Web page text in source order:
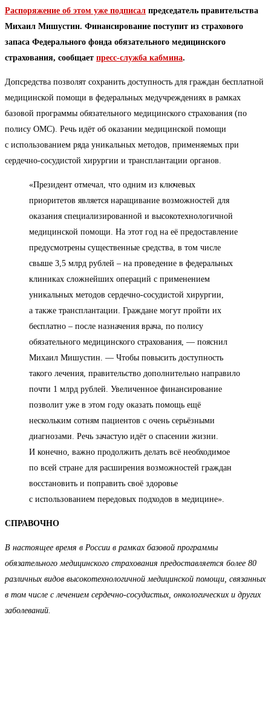
Распоряжение об этом уже подписал председатель правительства
Михаил Мишустин. Финансирование поступит из страхового
запаса Федерального фонда обязательного медицинского
страхования, сообщает пресс-служба кабмина.
Допсредства позволят сохранить доступность для граждан бесплатной
медицинской помощи в федеральных медучреждениях в рамках
базовой программы обязательного медицинского страхования (по
полису ОМС). Речь идёт об оказании медицинской помощи
с использованием ряда уникальных методов, применяемых при
сердечно-сосудистой хирургии и трансплантации органов.
«Президент отмечал, что одним из ключевых
приоритетов является наращивание возможностей для
оказания специализированной и высокотехнологичной
медицинской помощи. На этот год на её предоставление
предусмотрены существенные средства, в том числе
свыше 3,5 млрд рублей – на проведение в федеральных
клиниках сложнейших операций с применением
уникальных методов сердечно-сосудистой хирургии,
а также трансплантации. Граждане могут пройти их
бесплатно – после назначения врача, по полису
обязательного медицинского страхования, — пояснил
Михаил Мишустин. — Чтобы повысить доступность
такого лечения, правительство дополнительно направило
почти 1 млрд рублей. Увеличенное финансирование
позволит уже в этом году оказать помощь ещё
нескольким сотням пациентов с очень серьёзными
диагнозами. Речь зачастую идёт о спасении жизни.
И конечно, важно продолжить делать всё необходимое
по всей стране для расширения возможностей граждан
восстановить и поправить своё здоровье
с использованием передовых подходов в медицине».
СПРАВОЧНО
В настоящее время в России в рамках базовой программы
обязательного медицинского страхования предоставляется более 80
различных видов высокотехнологичной медицинской помощи, связанных
в том числе с лечением сердечно-сосудистых, онкологических и других
заболеваний.